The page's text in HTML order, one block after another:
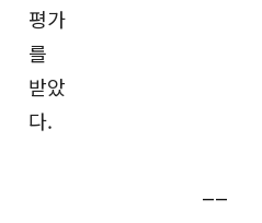
평가
를
받았
다.